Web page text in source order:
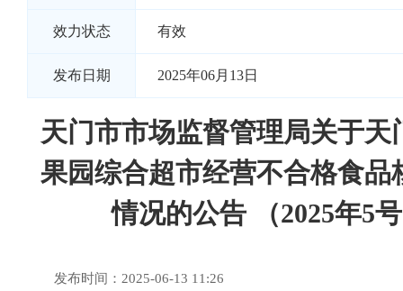
效力状态 有效
发布日期 2025年06月13日
天门市市场监督管理局关于天
果园综合超市经营不合格食品
情况的公告 （2025年5
发布时间：2025-06-13 11:26